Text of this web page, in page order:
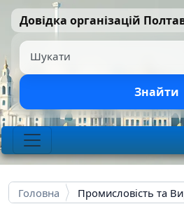
Перейти до основного вмісту
Довідка організацій
Шукати
Знайти
Головна Промисловість та